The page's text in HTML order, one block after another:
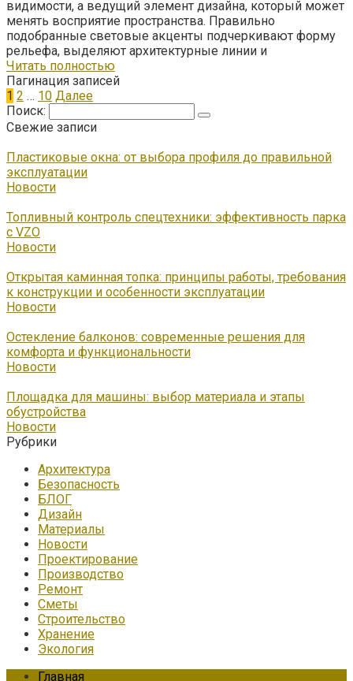
видимости, а ведущий элемент дизайна, который может
менять восприятие пространства. Правильно
подобранные световые акценты подчеркивают форму
рельефа, выделяют архитектурные линии и
Читать полностью
Пагинация записей
1 2 … 10 Далее
Поиск:
Свежие записи
Пластиковые окна: от выбора профиля до правильной
эксплуатации
Новости
Топливный контроль спецтехники: эффективность парка
с VZO
Новости
Открытая каминная топка: принципы работы, требования
к конструкции и особенности эксплуатации
Новости
Остекление балконов: современные решения для
комфорта и функциональности
Новости
Площадка для машины: выбор материала и этапы
обустройства
Новости
Рубрики
Архитектура
Безопасность
БЛОГ
Дизайн
Материалы
Новости
Проектирование
Производство
Ремонт
Сметы
Строительство
Хранение
Экология
Главная